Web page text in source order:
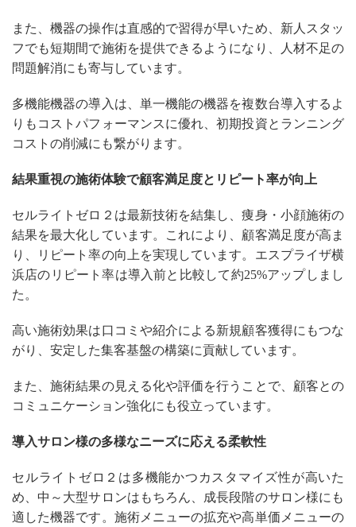
また、機器の操作は直感的で習得が早いため、新人スタッ
フでも短期間で施術を提供できるようになり、人材不足の
問題解消にも寄与しています。
多機能機器の導入は、単一機能の機器を複数台導入するよ
りもコストパフォーマンスに優れ、初期投資とランニング
コストの削減にも繋がります。
結果重視の施術体験で顧客満足度とリピート率が向上
セルライトゼロ２は最新技術を結集し、痩身・小顔施術の
結果を最大化しています。これにより、顧客満足度が高ま
り、リピート率の向上を実現しています。エスプライザ横
浜店のリピート率は導入前と比較して約25%アップしまし
た。
高い施術効果は口コミや紹介による新規顧客獲得にもつな
がり、安定した集客基盤の構築に貢献しています。
また、施術結果の見える化や評価を行うことで、顧客との
コミュニケーション強化にも役立っています。
導入サロン様の多様なニーズに応える柔軟性
セルライトゼロ２は多機能かつカスタマイズ性が高いた
め、中～大型サロンはもちろん、成長段階のサロン様にも
適した機器です。施術メニューの拡充や高単価メニューの